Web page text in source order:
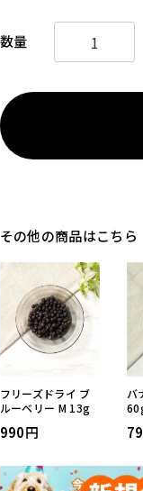
その他の商品はこちら
フリーズドライ ブ
ルーベリー M 13g
990
バ